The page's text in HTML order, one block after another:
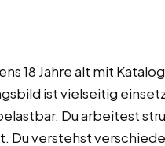
18 Jahre alt mit
ist vielseitig
Du arbeitest
Du verstehst